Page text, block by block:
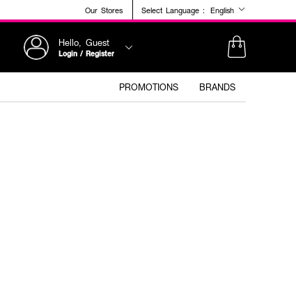
Our Stores Select Language : English
Hello, Guest
Login / Register
PROMOTIONS BRANDS